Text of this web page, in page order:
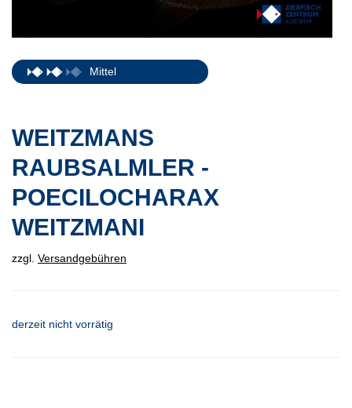
Mittel
WEITZMANS
RAUBSALMLER -
POECILOCHARAX
WEITZMANI
zzgl. Versandgebühren
derzeit nicht vorrätig